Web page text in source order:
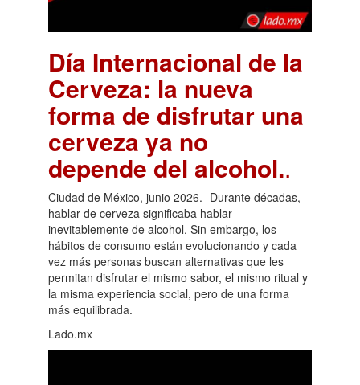
Día Internacional de la
Cerveza: la nueva
forma de disfrutar una
cerveza ya no
depende del alcohol..
Ciudad de México, junio 2026.- Durante décadas,
hablar de cerveza significaba hablar
inevitablemente de alcohol. Sin embargo, los
hábitos de consumo están evolucionando y cada
vez más personas buscan alternativas que les
permitan disfrutar el mismo sabor, el mismo ritual y
la misma experiencia social, pero de una forma
más equilibrada.
Lado.mx